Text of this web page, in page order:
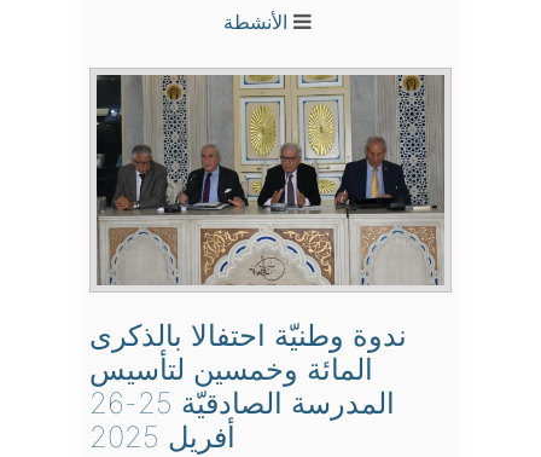
الأنشطة
ندوة وطنيّة احتفالا بالذكرى
المائة وخمسين لتأسيس
المدرسة الصادقيّة 25-26
أفريل 2025